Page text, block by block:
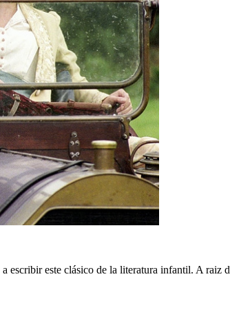
este clásico de la literatura infantil. A raiz